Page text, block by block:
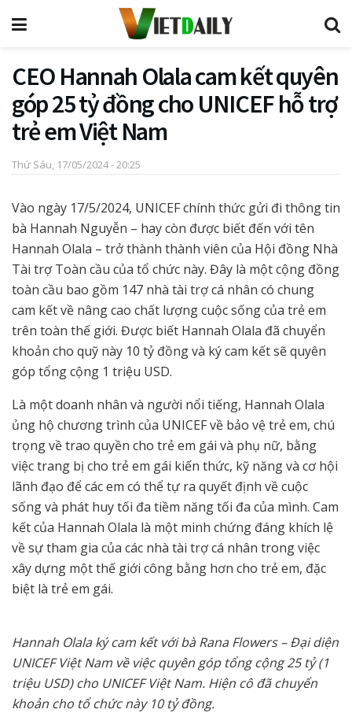
CEO Hannah Olala cam kết quyên
góp 25 tỷ đồng cho UNICEF hỗ trợ
trẻ em Việt Nam
Thứ Sáu, 17/05/2024 - 20:25
Vào ngày 17/5/2024, UNICEF chính thức gửi đi thông tin
bà Hannah Nguyễn – hay còn được biết đến với tên
Hannah Olala – trở thành thành viên của Hội đồng Nhà
Tài trợ Toàn cầu của tổ chức này. Đây là một cộng đồng
toàn cầu bao gồm 147 nhà tài trợ cá nhân có chung
cam kết về nâng cao chất lượng cuộc sống của trẻ em
trên toàn thế giới. Được biết Hannah Olala đã chuyển
khoản cho quỹ này 10 tỷ đồng và ký cam kết sẽ quyên
góp tổng cộng 1 triệu USD.
Là một doanh nhân và người nổi tiếng, Hannah Olala
ủng hộ chương trình của UNICEF về bảo vệ trẻ em, chú
trọng về trao quyền cho trẻ em gái và phụ nữ, bằng
việc trang bị cho trẻ em gái kiến thức, kỹ năng và cơ hội
lãnh đạo để các em có thể tự ra quyết định về cuộc
sống và phát huy tối đa tiềm năng tối đa của mình. Cam
kết của Hannah Olala là một minh chứng đáng khích lệ
về sự tham gia của các nhà tài trợ cá nhân trong việc
xây dựng một thế giới công bằng hơn cho trẻ em, đặc
biệt là trẻ em gái.
Hannah Olala ký cam kết với bà Rana Flowers – Đại diện
UNICEF Việt Nam về việc quyên góp tổng cộng 25 tỷ (1
triệu USD) cho UNICEF Việt Nam. Hiện cô đã chuyển
khoản cho tổ chức này 10 tỷ đồng.